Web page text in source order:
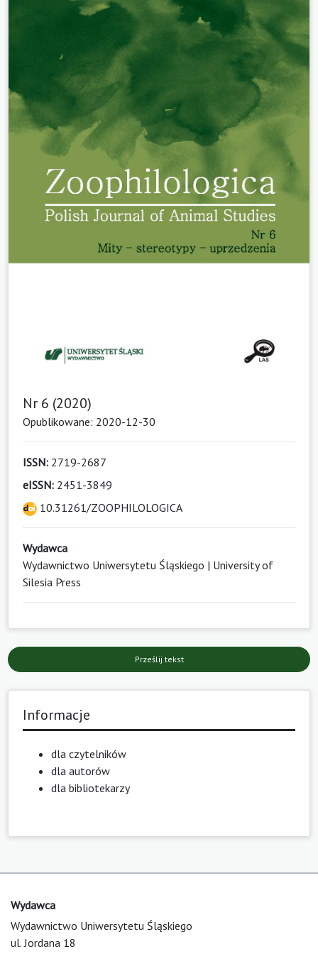
Nr 6 (2020)
Opublikowane: 2020-12-30
ISSN: 2719-2687
eISSN: 2451-3849
10.31261/ZOOPHILOLOGICA
Wydawca
Wydawnictwo Uniwersytetu Śląskiego | University of
Silesia Press
Prześlij tekst
Informacje
dla czytelników
dla autorów
dla bibliotekarzy
Wydawca
Wydawnictwo Uniwersytetu Śląskiego
ul. Jordana 18